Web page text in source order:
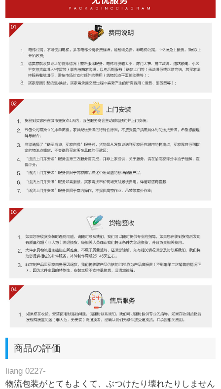
商品の評価
liang 0227-
物流包装がとてもよくて、ぶつけたり壊れたりしません